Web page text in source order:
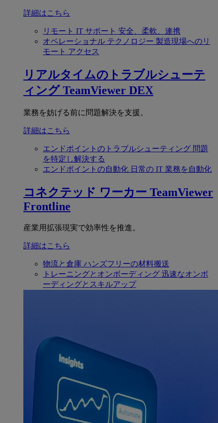
詳細はこちら
リモート IT サポート 安全、柔軟、連携
オペレーショナル テクノロジー 製造現場へのリ
モート アクセス
リアルタイムのトラブルシューテ
ィング TeamViewer DEX
業務を妨げる前に問題解決を支援。
詳細はこちら
エンドポイントのトラブルシューティング 問題
を特定し解決する
エンドポイントの自動化 日常の IT 業務を自動化
コネクテッド ワーカー TeamViewer
Frontline
産業用拡張現実で効率性を推進。
詳細はこちら
物流と倉庫 ハンズフリーの材料搬送
トレーニングとオンボーディング 迅速なオンボ
ーディングとスキルアップ